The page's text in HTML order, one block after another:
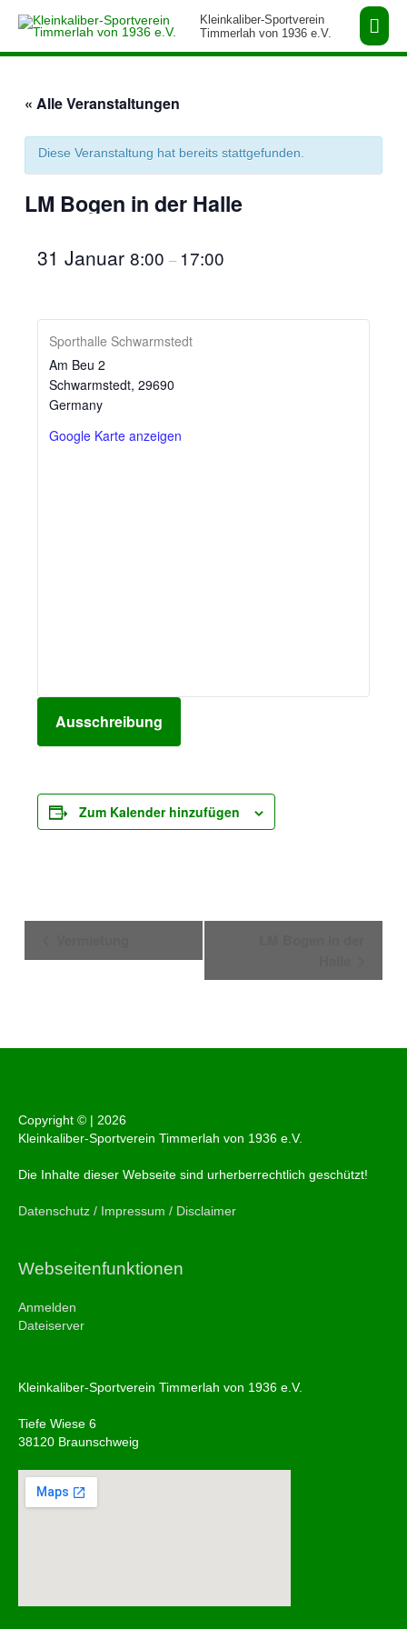
Inhalt
Kleinkaliber-Sportverein
Timmerlah von 1936 e.V.
« Alle Veranstaltungen
Diese Veranstaltung hat bereits stattgefunden.
LM Bogen in der Halle
31 Januar8:00– 17:00
Sporthalle Schwarmstedt
Am Beu 2
Schwarmstedt, 29690
Germany
Google Karte anzeigen
Ausschreibung
Zum Kalender hinzufügen
Copyright © | 2026
Kleinkaliber-Sportverein Timmerlah von 1936 e.V.
Die Inhalte dieser Webseite sind urherberrechtlich geschützt!
Datenschutz / Impressum / Disclaimer
Webseitenfunktionen
Anmelden
Dateiserver
Kleinkaliber-Sportverein Timmerlah von 1936 e.V.
Tiefe Wiese 6
38120 Braunschweig